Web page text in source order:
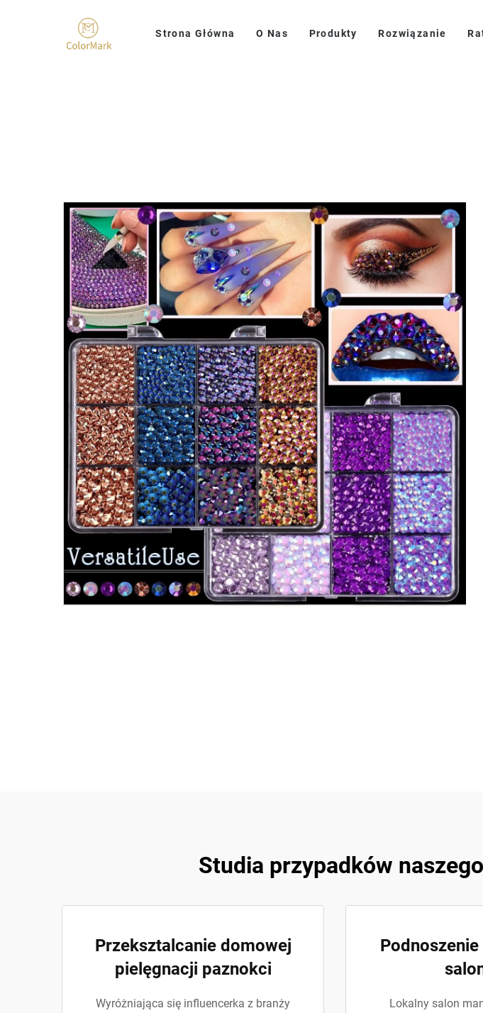
Strona Główna O Nas Produkty Rozwiązanie
Studia przypadków
Przeksztalcanie domowej
pielęgnacji paznokci
Wyróżniająca się influencerka z branży
Lokalny salon